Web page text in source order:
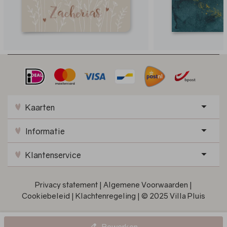
Kaarten
Informatie
Klantenservice
Privacy statement | Algemene Voorwaarden |
Cookiebeleid | Klachtenregeling | © 2025 Villa Pluis